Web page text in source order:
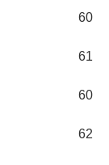
60
61
60
62